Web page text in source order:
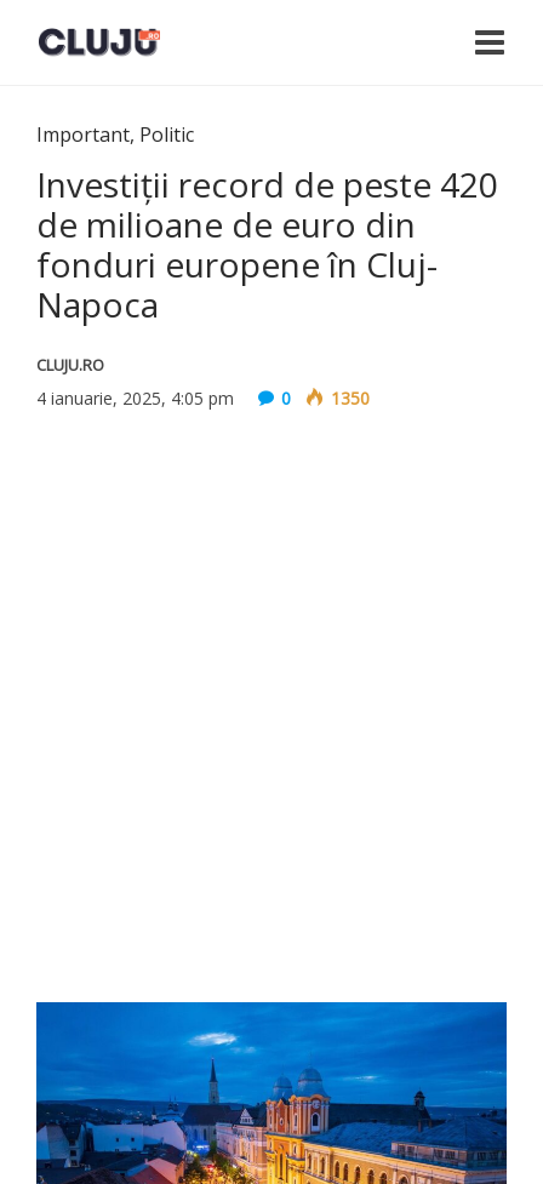
Important, Politic
Investiții record de peste 420
de milioane de euro din
fonduri europene în Cluj-
Napoca
CLUJU.RO
4 ianuarie, 2025, 4:05 pm 0 1350